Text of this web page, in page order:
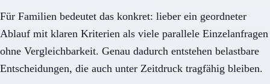
Für Familien bedeutet das konkret: lieber ein geordneter
Ablauf mit klaren Kriterien als viele parallele Einzelanfragen
ohne Vergleichbarkeit. Genau dadurch entstehen belastbare
Entscheidungen, die auch unter Zeitdruck tragfähig bleiben.